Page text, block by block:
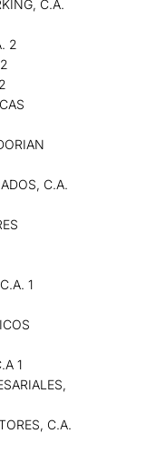
C.A.
2
C.A.
1
1
C.A.